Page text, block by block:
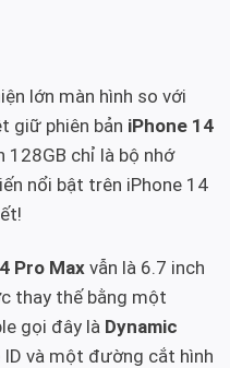
lớn màn hình so với
giữ phiên bản iPhone 14
128GB chỉ là bộ nhớ
nổi bật trên iPhone 14
Pro Max vẫn là 6.7 inch
thay thế bằng một
gọi đây là Dynamic
và một đường cắt hình